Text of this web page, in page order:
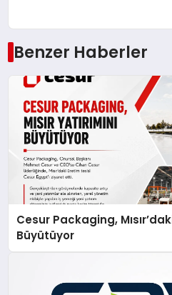
Benzer Haberler
Cesur Packaging,
Büyütüyor